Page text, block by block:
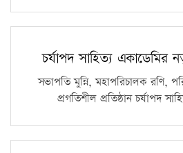
চর্যাপদ সাহিত্য একাডেমির
সভাপতি মুন্নি, মহাপরিচালক রণি,
প্রগতিশীল প্রতিষ্ঠান চর্যাপদ